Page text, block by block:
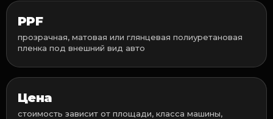
PPF
прозрачная, матовая или глянцевая полиуретановая
пленка под внешний вид авто
Цена
стоимость зависит от площади, класса машины,